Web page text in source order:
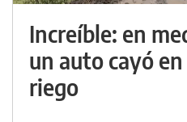
Increíble: en
un auto cayó
riego